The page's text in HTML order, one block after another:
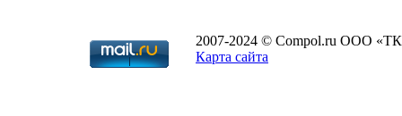
2007-2024 © Compol.ru ООО «ТК
Карта сайта